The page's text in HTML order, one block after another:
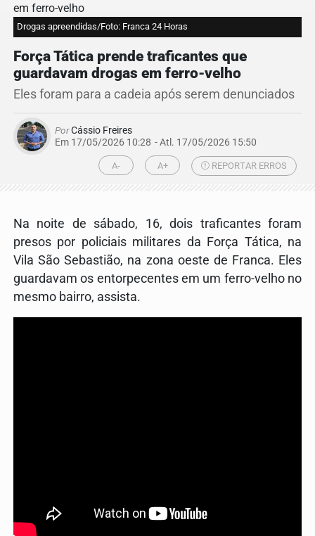
Drogas apreendidas/Foto: Franca 24 Horas
Força Tática prende traficantes que
guardavam drogas em ferro-velho
Eles foram para a cadeia após serem denunciados
PorCássio Freires
Em 17/05/2026 10:28 - Atl. 17/05/2026 15:50
A- A+ REPORTAR ERROS
Na noite de sábado, 16, dois traficantes foram
presos por policiais militares da Força Tática, na
Vila São Sebastião, na zona oeste de Franca. Eles
guardavam os entorpecentes em um ferro-velho no
mesmo bairro, assista.